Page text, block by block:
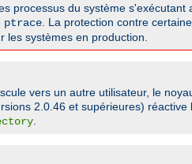
processus du système
ptrace . La protection contre
systèmes en production.
vers un autre utilisateur, le
2.0.46 et supérieures)